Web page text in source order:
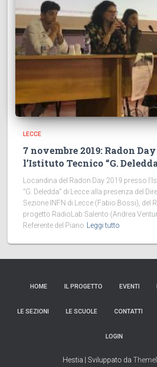
LECCE
7 novembre 2019: Radon
l’Istituto Tecnico “G.
Locandina del Radon Day 2019 presso
“G. Deledda” di Lecce alla presenza del
Sezione INFN di Lecce (Fabio Bossi), del
progetto RadioLab Salento (Andrea
Referente del Piano
Leggi tutto
HOME IL PROGETTO EVENTI
LE SEZIONI LE SCUOLE CONTATTI
LOGIN
Hestia | Sviluppato da